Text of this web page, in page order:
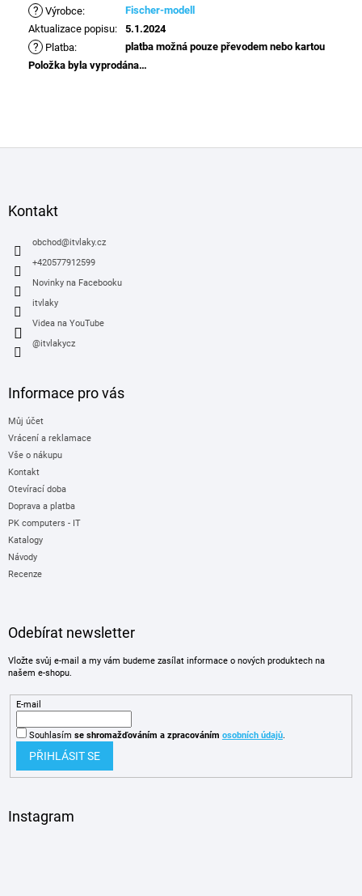
? Výrobce:
Fischer-modell
Aktualizace popisu: 5.1.2024
? Platba:
platba možná pouze převodem nebo kartou
Položka byla vyprodána…
Kontakt
obchod@itvlaky.cz
+420577912599
Novinky na Facebooku
itvlaky
Videa na YouTube
@itvlakycz
Informace pro vás
Můj účet
Vrácení a reklamace
Vše o nákupu
Kontakt
Otevírací doba
Doprava a platba
PK computers - IT
Katalogy
Návody
Recenze
Odebírat newsletter
Vložte svůj e-mail a my vám budeme zasílat informace o nových produktech na
našem e-shopu.
E-mail
Souhlasím se shromažďováním a zpracováním osobních údajů.
PŘIHLÁSIT SE
Instagram